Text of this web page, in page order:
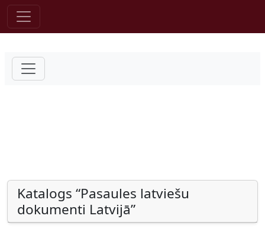
Pāriet uz saturu
Katalogs “Pasaules latviešu
dokumenti Latvijā”